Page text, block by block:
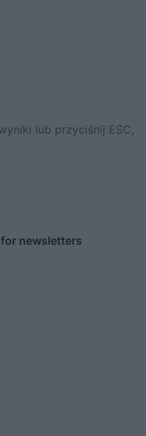
lub przyciśnij ESC,
newsletters